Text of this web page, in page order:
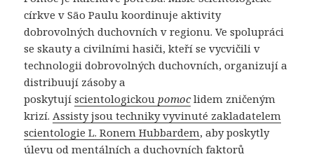
církve v São Paulu koordinuje aktivity
dobrovolných duchovních v regionu. Ve spolupráci
se skauty a civilními hasiči, kteří se vycvičili v
technologii dobrovolných duchovních, organizují a
distribuují zásoby a
poskytujíscientologickoupomoc lidem zničeným
krizí.Assisty jsou techniky vyvinuté zakladatelem
scientologie L. Ronem Hubbardem, aby poskytly
úlevu od mentálních a duchovních faktorů